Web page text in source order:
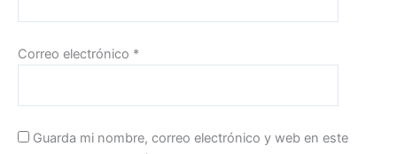
Correo electrónico *
Guarda mi nombre, correo electrónico y web en este